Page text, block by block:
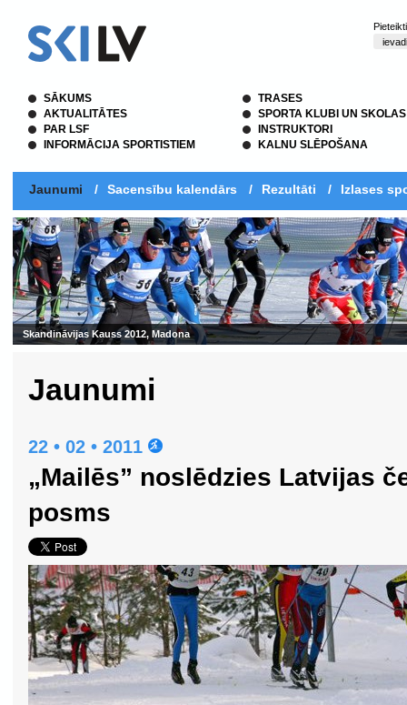
SĀKUMS
AKTUALITĀTES
PAR LSF
INFORMĀCIJA SPORTISTIEM
TRASES
SPORTA KLUBI UN SKOLAS
INSTRUKTORI
KALNU SLĒPOŠANA
Jaunumi / Sacensību kalendārs / Rezultāti / Izlases
Skandināvijas Kauss 2012, Madona
Jaunumi
22 • 02 • 2011
„Mailēs” noslēdzies Latvijas
posms